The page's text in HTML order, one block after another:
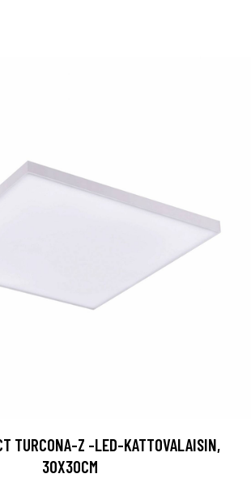
TURCONA-Z -LED-KATTOVALAISIN,
30X30CM